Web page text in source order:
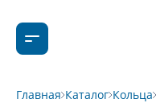
Главная Каталог Кольца